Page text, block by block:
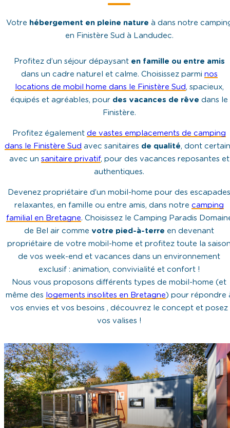
Votre hébergement en pleine nature à dans notre
en Finistère Sud à Landudec.
Profitez d’un séjour dépaysant en famille ou entre amis
dans un cadre naturel et calme. Choisissez parmi nos
locations de mobil home dans le Finistère Sud, spacieux,
équipés et agréables, pour des vacances de rêve dans le
Finistère.
Profitez également de vastes emplacements de camping
dans le Finistère Sud avec sanitaires de qualité, dont
avec un sanitaire privatif, pour des vacances reposantes et
authentiques.
Devenez propriétaire d’un mobil-home pour des escapades
relaxantes, en famille ou entre amis, dans notre camping
familial en Bretagne. Choisissez le Camping Paradis
de Bel air comme votre pied-à-terre en devenant
propriétaire de votre mobil-home et profitez toute la
de vos week-end et vacances dans un environnement
exclusif : animation, convivialité et confort !
Nous vous proposons différents types de mobil-home (et
même des logements insolites en Bretagne) pour répondre
vos envies et vos besoins , découvrez le concept et posez
vos valises !